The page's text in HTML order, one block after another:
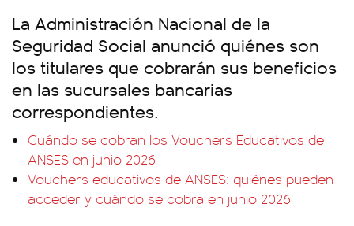
La Administración Nacional de la
Seguridad Social anunció quiénes son
los titulares que cobrarán sus beneficios
en las sucursales bancarias
correspondientes.
Cuándo se cobran los Vouchers Educativos de
ANSES en junio 2026
Vouchers educativos de ANSES: quiénes pueden
acceder y cuándo se cobra en junio 2026